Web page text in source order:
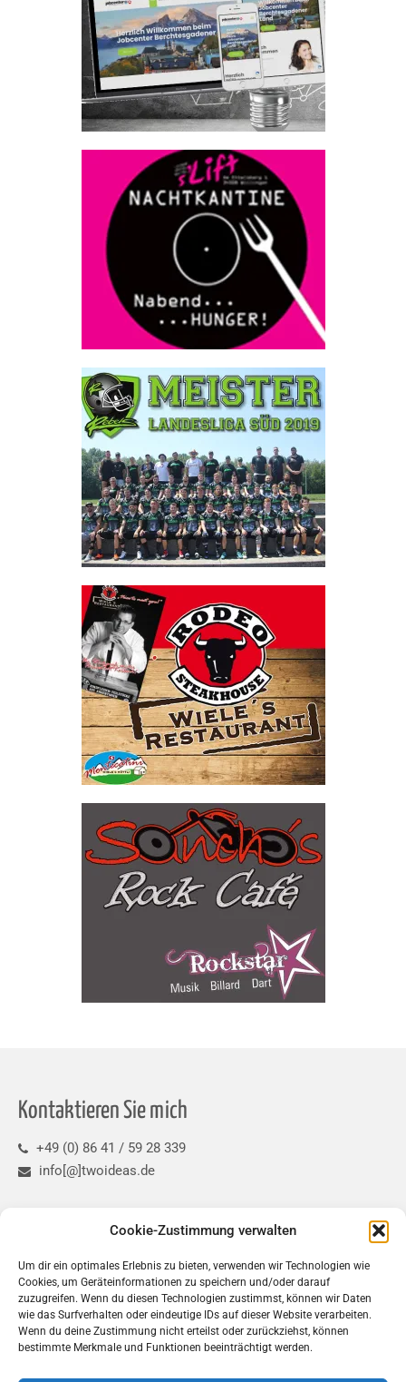
Cookie-Zustimmung verwalten
Um dir ein optimales Erlebnis zu bieten, verwenden wir Technologien wie
Cookies, um Geräteinformationen zu speichern und/oder darauf
zuzugreifen. Wenn du diesen Technologien zustimmst, können wir Daten
wie das Surfverhalten oder eindeutige IDs auf dieser Website verarbeiten.
Wenn du deine Zustimmung nicht erteilst oder zurückziehst, können
bestimmte Merkmale und Funktionen beeinträchtigt werden.
Kontaktieren Sie mich
+49 (0) 86 41 / 59 28 339
info[@]twoideas.de
Refernzprojekte